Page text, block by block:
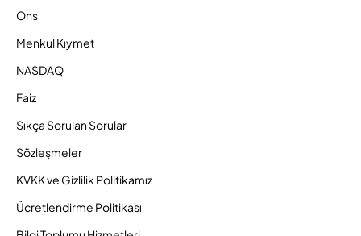
Ons
Menkul Kıymet
NASDAQ
Faiz
Sıkça Sorulan Sorular
Sözleşmeler
KVKK ve Gizlilik Politikamız
Ücretlendirme Politikası